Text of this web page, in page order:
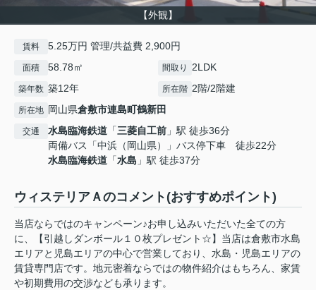
【外観】
賃料 5.25万円 管理/共益費 2,900円
面積 58.78㎡ 間取り 2LDK
築年数 築12年 所在階 2階/2階建
所在地 岡山県倉敷市連島町鶴新田
交通 水島臨海鉄道 「三菱自工前 」駅 徒歩36分
両備バス「中浜（岡山県）」バス停下車 徒歩22分
水島臨海鉄道 「水島 」駅 徒歩37分
ウィステリアＡのコメント(おすすめポイント)
当店ならではのキャンペーン♪お申し込みいただいた全ての方
に、【引越しダンボール１０枚プレゼント☆】当店は倉敷市水島
エリアと児島エリアの中心で営業しており、水島・児島エリアの
賃貸専門店です。地元密着ならではの物件紹介はもちろん、家賃
や初期費用の交渉なども承ります。